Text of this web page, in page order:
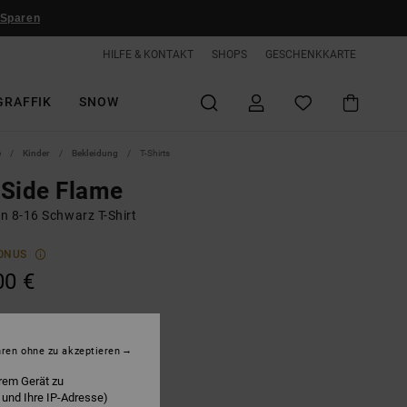
HILFE & KONTAKT SHOPS GESCHENKKARTE
SNOW
Kinder Bekleidung T-Shirts
Flame
8-16 Schwarz T-Shirt
€
Gerät zu
Ihre IP-Adresse)
ohne zu akzeptieren